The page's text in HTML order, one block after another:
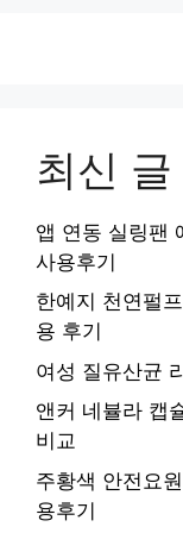
최신 글
앱 연동 실링팬
사용후기
한예지 천연펄
용 후기
여성 질유산균
앤커 네뷸라 캡
비교
주황색 안전요
용후기